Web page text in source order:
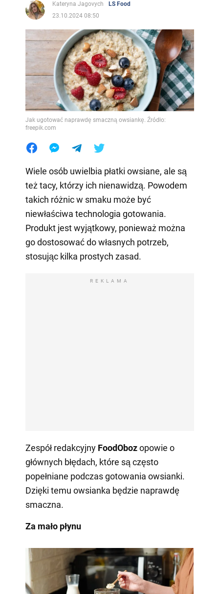
Kateryna Jagovych
LS Food
23.10.2024 08:50
Jak ugotować naprawdę smaczną owsiankę. Źródło:
freepik.com
Wiele osób uwielbia płatki owsiane, ale są
też tacy, którzy ich nienawidzą. Powodem
takich różnic w smaku może być
niewłaściwa technologia gotowania.
Produkt jest wyjątkowy, ponieważ można
go dostosować do własnych potrzeb,
stosując kilka prostych zasad.
REKLAMA
Zespół redakcyjny FoodObozopowie o
głównych błędach, które są często
popełniane podczas gotowania owsianki.
Dzięki temu owsianka będzie naprawdę
smaczna.
Za mało płynu